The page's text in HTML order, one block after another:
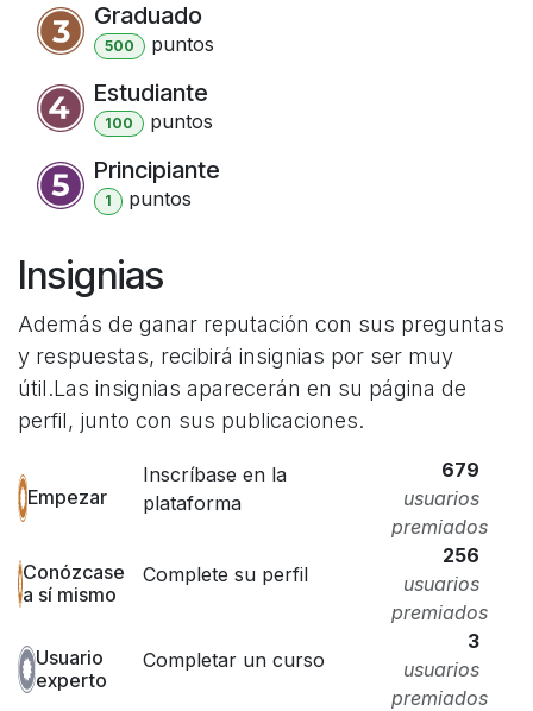
Graduado
500 puntos
Estudiante
100 puntos
Principiante
1 puntos
Insignias
Además de ganar reputación con sus preguntas
y respuestas, recibirá insignias por ser muy
útil.Las insignias aparecerán en su página de
perfil, junto con sus publicaciones.
Empezar
Inscríbase en la
plataforma
679
usuarios
premiados
Conózcase
a sí mismo
Complete su perfil
256
usuarios
premiados
Usuario
experto
Completar un curso
3
usuarios
premiados